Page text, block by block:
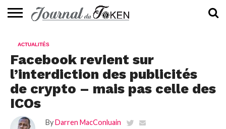
📰
EVALUATION
GUIDE
TENDANCES
À
CONTACTEZ-
ACTUALITÉS
Facebook revient sur
l’interdiction des publicités
de crypto – mais pas celle des
ICOs
By Darren MacConluain